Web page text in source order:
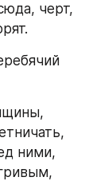
черт,
ними,